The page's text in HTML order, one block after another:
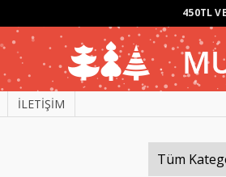
450TL
İLETİŞİM